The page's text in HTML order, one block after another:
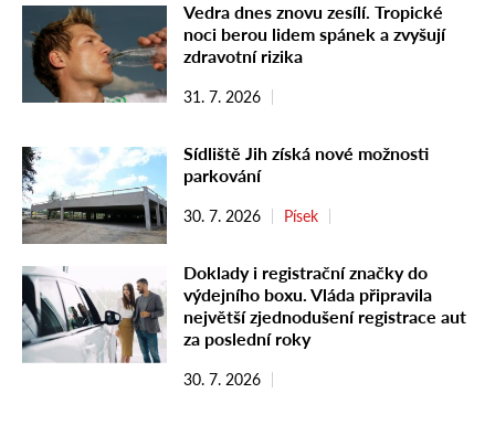
Vedra dnes znovu zesílí. Tropické
noci berou lidem spánek a zvyšují
zdravotní rizika
31. 7. 2026
Sídliště Jih získá nové možnosti
parkování
30. 7. 2026 Písek
Doklady i registrační značky do
výdejního boxu. Vláda připravila
největší zjednodušení registrace aut
za poslední roky
30. 7. 2026